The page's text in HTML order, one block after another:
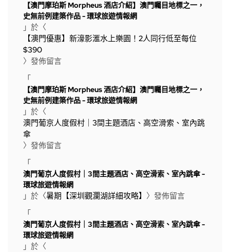
【澳門摩珀斯 Morpheus 酒店介紹】澳門矚目地標之一，
史無前例建築作品 - 環球旅遊情報網
」於〈
【澳門優惠】新濠影滙水上樂園！2人同行低至每位
$390
〉發佈留言
「
【澳門摩珀斯 Morpheus 酒店介紹】澳門矚目地標之一，
史無前例建築作品 - 環球旅遊情報網
」於〈
澳門葡京人度假村｜3間主題酒店、高空滑索、室內跳
傘
〉發佈留言
「
澳門葡京人度假村｜3間主題酒店、高空滑索、室內跳傘 -
環球旅遊情報網
」於〈暑期【深圳觀瀾湖詳細攻略】 〉發佈留言
「
澳門葡京人度假村｜3間主題酒店、高空滑索、室內跳傘 -
環球旅遊情報網
」於〈